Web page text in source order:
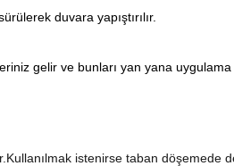
duvara yapıştırılır.
gelir ve bunları yan yana
istenirse taban döşemede